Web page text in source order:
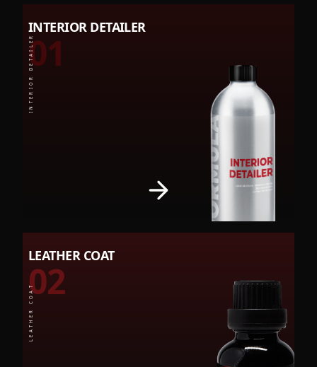
INTERIOR DETAILER
01
INTERIOR DETAILER
LEATHER COAT
02
LEATHER COAT